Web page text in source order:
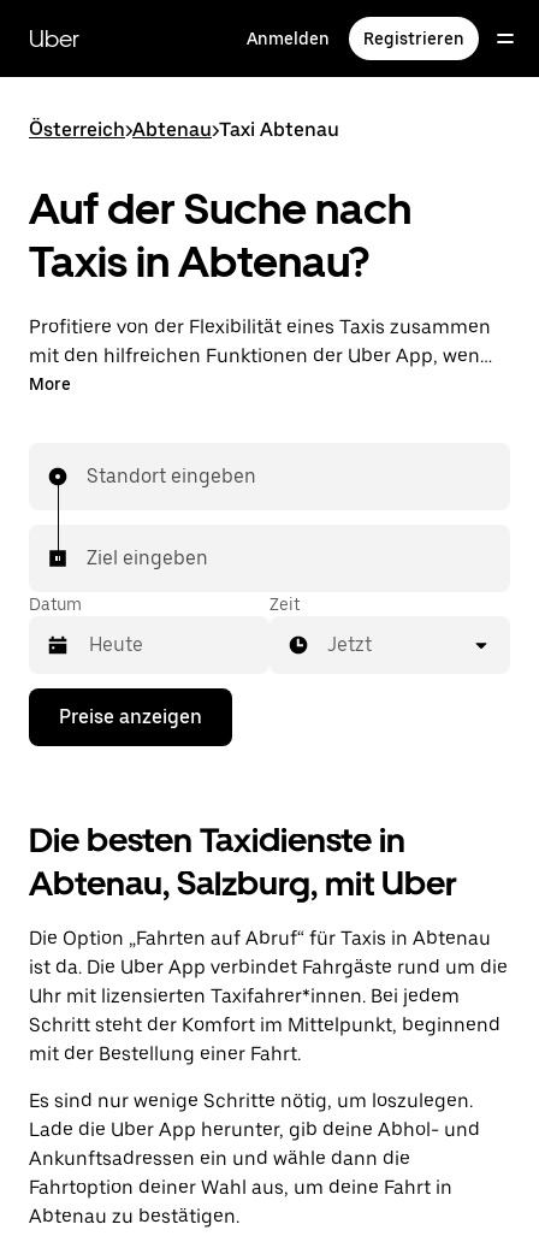
zum
Hauptinhalt
Uber Anmelden Registrieren
Österreich>Abtenau>Taxi Abtenau
Auf der Suche nach
Taxis in Abtenau?
Profitiere von der Flexibilität eines Taxis zusammen
mit den hilfreichen Funktionen der Uber App, wenn
du Fahrten über die Uber App in Abtenau
bestellen und dir günstige Vorab-Fixpreise für jede
More
Standort eingeben
Ziel eingeben
Datum
Drücke
Nach-
mit
dem
Kalender
zu
und
ein
Datum
auszuwählen.
Drücke
die
Taste,
um
den
Kalender
zu
schließen.
Zeit
Jetzt
Preise anzeigen
Die besten Taxidienste in
Abtenau, Salzburg, mit Uber
Die Option „Fahrten auf Abruf“ für Taxis in Abtenau
ist da. Die Uber App verbindet Fahrgäste rund um die
Uhr mit lizensierten Taxifahrer*innen. Bei jedem
Schritt steht der Komfort im Mittelpunkt, beginnend
mit der Bestellung einer Fahrt.
Es sind nur wenige Schritte nötig, um loszulegen.
Lade die Uber App herunter, gib deine Abhol- und
Ankunftsadressen ein und wähle dann die
Fahrtoption deiner Wahl aus, um deine Fahrt in
Abtenau zu bestätigen.